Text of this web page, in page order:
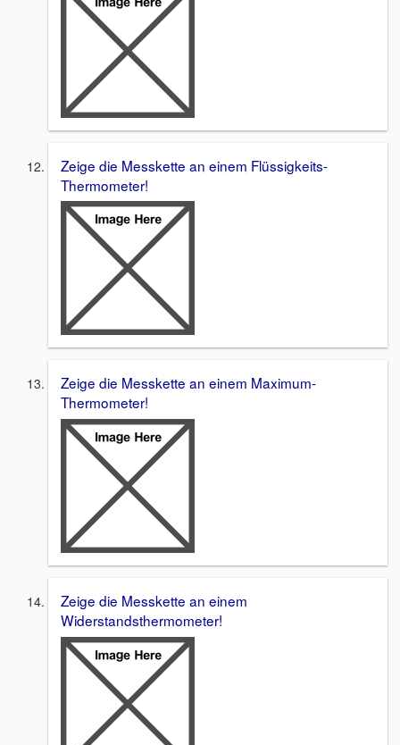
Zeige die Messkette an einem Flüssigkeits-
Thermometer!
Zeige die Messkette an einem Maximum-
Thermometer!
Zeige die Messkette an einem
Widerstandsthermometer!